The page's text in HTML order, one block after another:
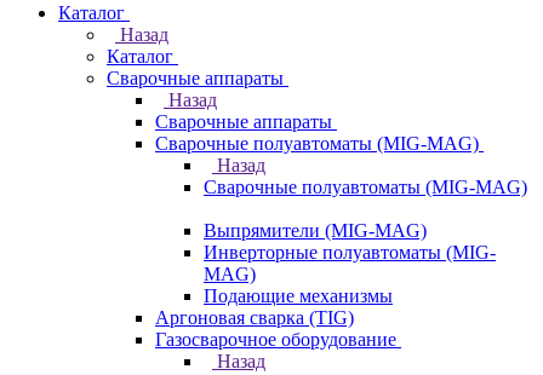
Каталог
Назад
Каталог
Сварочные аппараты
Назад
Сварочные аппараты
Сварочные полуавтоматы (MIG-MAG)
Назад
Сварочные полуавтоматы (MIG-MAG)
Выпрямители (MIG-MAG)
Инверторные полуавтоматы (MIG-
MAG)
Подающие механизмы
Аргоновая сварка (TIG)
Газосварочное оборудование
Назад